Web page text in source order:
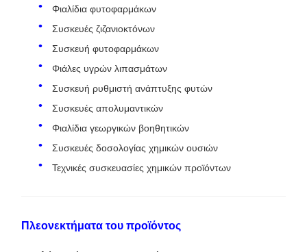
Φιαλίδια φυτοφαρμάκων
Συσκευές ζιζανιοκτόνων
Συσκευή φυτοφαρμάκων
Φιάλες υγρών λιπασμάτων
Συσκευή ρυθμιστή ανάπτυξης φυτών
Συσκευές απολυμαντικών
Φιαλίδια γεωργικών βοηθητικών
Συσκευές δοσολογίας χημικών ουσιών
Τεχνικές συσκευασίες χημικών προϊόντων
Πλεονεκτήματα του προϊόντος